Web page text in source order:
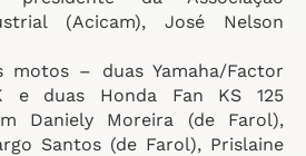
(Acicam), José Nelson
motos – duas Yamaha/Factor
e duas Honda Fan KS 125
Daniely Moreira (de Farol),
Santos (de Farol), Prislaine